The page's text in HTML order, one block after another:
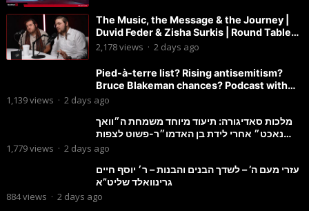
The Music, the Message & the Journey |
Duvid Feder & Zisha Surkis | Round Table
#11
2,178views · 2 days ago
Pied-à-terre list? Rising antisemitism?
Bruce Blakeman chances? Podcast with
Councilman David Carr!
1,139views · 2 days ago
מלכות סאדיגורה: תיעוד מיוחד משמחת ה״וואך
נאכט״ אחרי לידת בן האדמו״ר-פשוט לצפות
ולהנות
1,779views · 2 days ago
עזרי מעם ה’ – לשדך הבנים והבנות – ר׳ יוסף חיים
גרינוואלד שליט”א
884views · 2 days ago